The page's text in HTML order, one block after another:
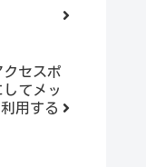
クセスポ
てメッ
用する